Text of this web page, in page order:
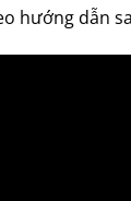
hướng dẫn